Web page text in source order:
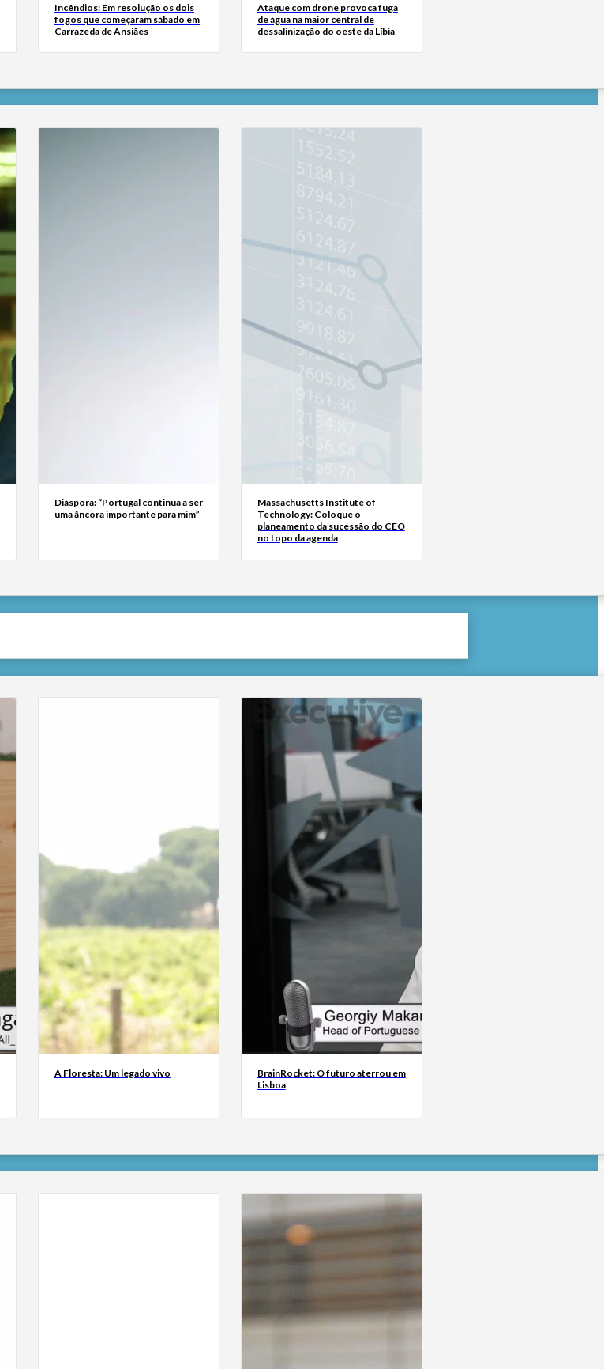
Incêndios: Em resolução os dois
fogos que começaram sábado em
Carrazeda de Ansiães
Ataque com drone provoca fuga
de água na maior central de
dessalinização do oeste da Líbia
Diáspora: “Portugal continua a ser
uma âncora importante para mim”
Massachusetts Institute of
Technology: Coloque o
planeamento da sucessão do CEO
no topo da agenda
A Floresta: Um legado vivo
BrainRocket: O futuro aterrou em
Lisboa